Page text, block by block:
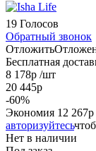
19 Голосов
Обратный звонок
Отложить
Бесплатная
8 178р /шт
20 445р
-60%
Экономия 12 267р
авторизуйтесь
Нет в наличии